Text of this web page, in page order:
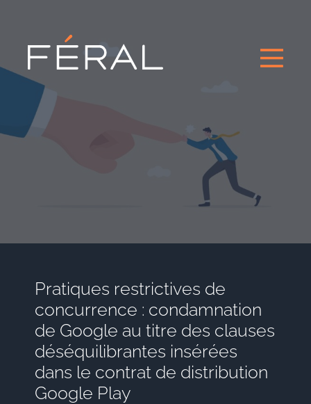
Pratiques restrictives de
concurrence : condamnation
de Google au titre des clauses
déséquilibrantes insérées
dans le contrat de distribution
Google Play